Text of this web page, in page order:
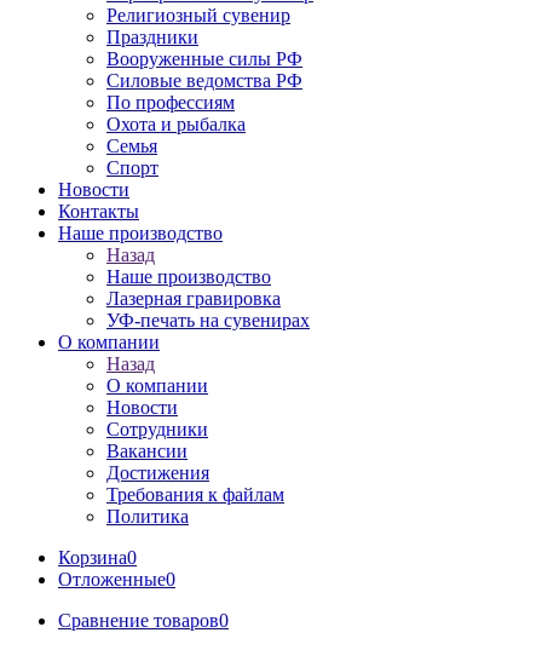
Религиозный сувенир
Праздники
Вооруженные силы РФ
Силовые ведомства РФ
По профессиям
Охота и рыбалка
Семья
Спорт
Новости
Контакты
Наше производство
Назад
Наше производство
Лазерная гравировка
УФ-печать на сувенирах
О компании
Назад
О компании
Новости
Сотрудники
Вакансии
Достижения
Требования к файлам
Политика
Корзина0
Отложенные0
Сравнение товаров0